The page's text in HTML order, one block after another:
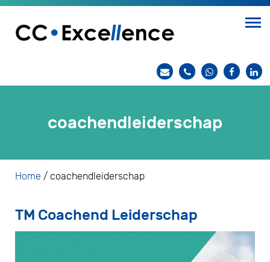
coachendleiderschap
Home / coachendleiderschap
TM Coachend Leiderschap